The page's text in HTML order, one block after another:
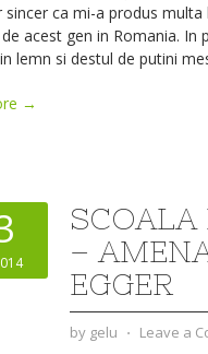
sincer ca mi-a produs
acest gen in Romania.
lemn si destul de putini
→
–
EGGER
by gelu ⋅ Leave a